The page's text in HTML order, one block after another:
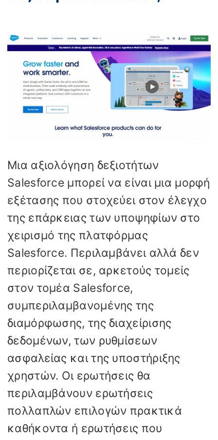
Μια αξιολόγηση δεξιοτήτων
Salesforce μπορεί να είναι μια μορφή
εξέτασης που στοχεύει στον έλεγχο
της επάρκειας των υποψηφίων στο
χειρισμό της πλατφόρμας
Salesforce. Περιλαμβάνει αλλά δεν
περιορίζεται σε, αρκετούς τομείς
στον τομέα Salesforce,
συμπεριλαμβανομένης της
διαμόρφωσης, της διαχείρισης
δεδομένων, των ρυθμίσεων
ασφαλείας και της υποστήριξης
χρηστών. Οι ερωτήσεις θα
περιλαμβάνουν ερωτήσεις
πολλαπλών επιλογών πρακτικά
καθήκοντα ή ερωτήσεις που